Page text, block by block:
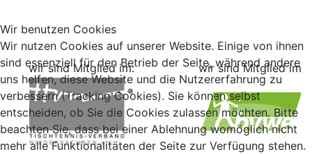
wir sind Mitglied im: wir sind Mitglied im:
Wir benutzen Cookies
Wir nutzen Cookies auf unserer Website. Einige von ihnen
sind essenziell für den Betrieb der Seite, während andere
uns helfen, diese Website und die Nutzererfahrung zu
verbessern (Tracking Cookies). Sie können selbst
entscheiden, ob Sie die Cookies zulassen möchten. Bitte
beachten Sie, dass bei einer Ablehnung womöglich nicht
mehr alle Funktionalitäten der Seite zur Verfügung stehen.